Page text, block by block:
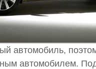
автомобиль,
автомобилем.